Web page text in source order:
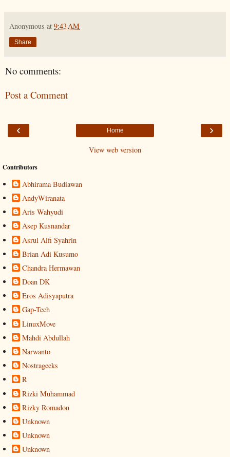
Anonymous at 9:43 AM
Share
No comments:
Post a Comment
‹ ›
Home
View web version
Contributors
Abhirama Budiawan
AndyWiranata
Aris Wahyudi
Asep Kusnandar
Asrul Alfi Syahrin
Brian Adi Kusumo
Chandra Hermawan
Doan DK
Eros Adisyaputra
Gap-Tech
LinuxMove
Mahdi Abdullah
Narwanto
Nostrageeks
R
Rizki Muhammad
Rizky Romadon
Unknown
Unknown
Unknown